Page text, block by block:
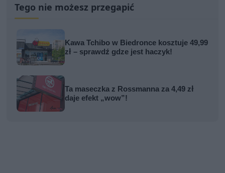
Tego nie możesz przegapić
Kawa Tchibo w Biedronce kosztuje 49,99
zł – sprawdź gdze jest haczyk!
Ta maseczka z Rossmanna za 4,49 zł
daje efekt „wow”!